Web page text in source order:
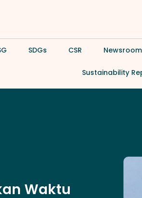
SDGs CSR Newsroom
Sustainability
Waktu